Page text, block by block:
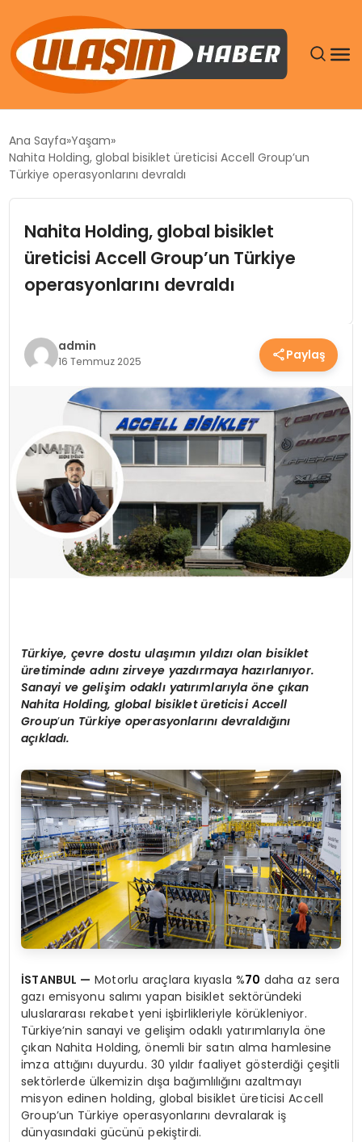
SIYASET
EKONOMI
SPOR
TEKNOLOJI
YAŞAM
Ana Sayfa Yaşam
Nahita Holding, global bisiklet üreticisi Accell Group’un
Türkiye operasyonlarını devraldı
Nahita Holding, global bisiklet
üreticisi Accell Group’un Türkiye
operasyonlarını devraldı
admin
16 Temmuz 2025 Paylaş
Türkiye, çevre dostu ulaşımın yıldızı olan bisiklet
üretiminde adını zirveye yazdırmaya hazırlanıyor.
Sanayi ve gelişim odaklı yatırımlarıylaöne çıkan
Nahita Holding, global bisiklet üreticisiAccell
Group’un Türkiye operasyonlarını devraldığını
açıkladı.
İSTANBUL — Motorlu araçlara kıyasla %70 daha az sera
gazı emisyonu salımı yapan bisiklet sektöründeki
uluslararası rekabet yeni işbirlikleriyle körükleniyor.
Türkiye’nin sanayi ve gelişim odaklı yatırımlarıyla öne
çıkan Nahita Holding, önemli bir satın alma hamlesine
imza attığını duyurdu. 30 yıldır faaliyet gösterdiği çeşitli
sektörlerde ülkemizin dışa bağımlılığını azaltmayı
misyon edinen holding, global bisiklet üreticisi Accell
Group’un Türkiye operasyonlarını devralarak iş
dünyasındaki gücünü pekiştirdi.